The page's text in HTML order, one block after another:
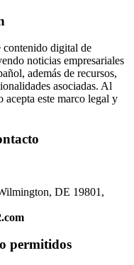
contenido digital de
noticias empresariales
además de recursos,
asociadas. Al
acepta este marco legal y
DE 19801,
permitidos